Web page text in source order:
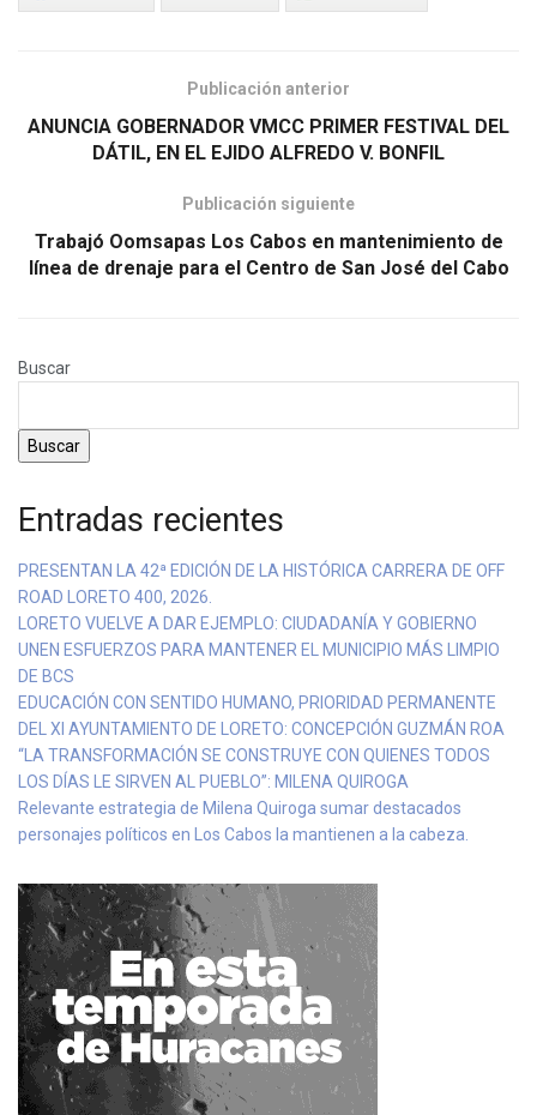
Publicación anterior
ANUNCIA GOBERNADOR VMCC PRIMER FESTIVAL DEL
DÁTIL, EN EL EJIDO ALFREDO V. BONFIL
Publicación siguiente
Trabajó Oomsapas Los Cabos en mantenimiento de
línea de drenaje para el Centro de San José del Cabo
Buscar
Buscar
Entradas recientes
PRESENTAN LA 42ª EDICIÓN DE LA HISTÓRICA CARRERA DE OFF
ROAD LORETO 400, 2026.
LORETO VUELVE A DAR EJEMPLO: CIUDADANÍA Y GOBIERNO
UNEN ESFUERZOS PARA MANTENER EL MUNICIPIO MÁS LIMPIO
DE BCS
EDUCACIÓN CON SENTIDO HUMANO, PRIORIDAD PERMANENTE
DEL XI AYUNTAMIENTO DE LORETO: CONCEPCIÓN GUZMÁN ROA
“LA TRANSFORMACIÓN SE CONSTRUYE CON QUIENES TODOS
LOS DÍAS LE SIRVEN AL PUEBLO”: MILENA QUIROGA
Relevante estrategia de Milena Quiroga sumar destacados
personajes políticos en Los Cabos la mantienen a la cabeza.